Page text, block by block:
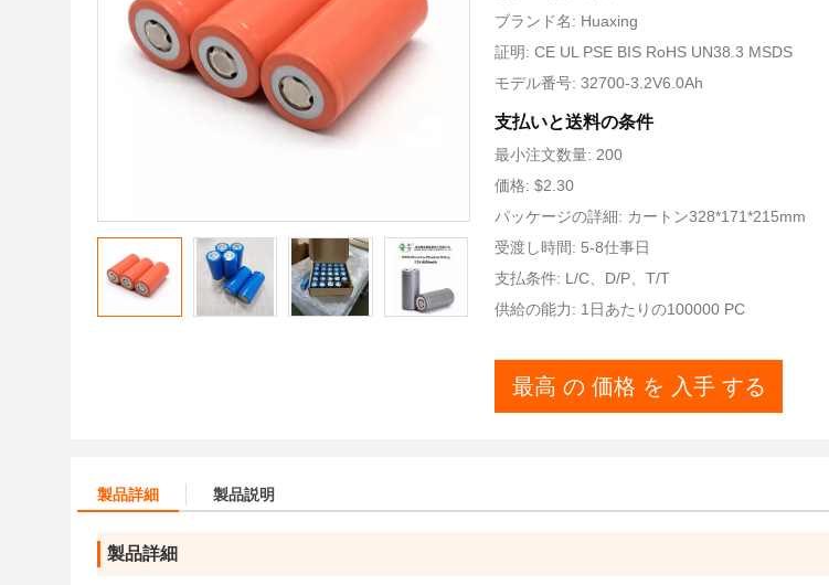
ブランド名: Huaxing
証明: CE UL PSE BIS RoHS UN38.3 MSDS
モデル番号: 32700-3.2V6.0Ah
支払いと送料の条件
最小注文数量: 200
価格: $2.30
パッケージの詳細: カートン328*171*215mm
受渡し時間: 5-8仕事日
支払条件: L/C、D/P、T/T
供給の能力: 1日あたりの100000 PC
最高 の 価格 を 入手 する
製品詳細 製品説明
製品詳細